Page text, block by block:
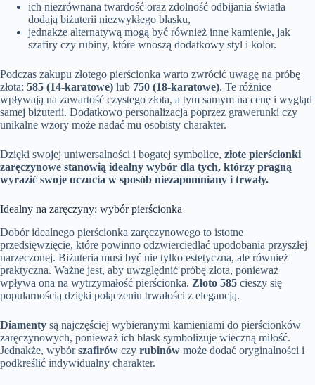
ich niezrównana twardość oraz zdolność odbijania światła
dodają biżuterii niezwykłego blasku,
jednakże alternatywą mogą być również inne kamienie, jak
szafiry czy rubiny, które wnoszą dodatkowy styl i kolor.
Podczas zakupu złotego pierścionka warto zwrócić uwagę na próbę
złota: 585 (14-karatowe) lub 750 (18-karatowe). Te różnice
wpływają na zawartość czystego złota, a tym samym na cenę i wygląd
samej biżuterii. Dodatkowo personalizacja poprzez grawerunki czy
unikalne wzory może nadać mu osobisty charakter.
Dzięki swojej uniwersalności i bogatej symbolice, złote pierścionki
zaręczynowe stanowią idealny wybór dla tych, którzy pragną
wyrazić swoje uczucia w sposób niezapomniany i trwały.
Idealny na zaręczyny: wybór pierścionka
Dobór idealnego pierścionka zaręczynowego to istotne
przedsięwzięcie, które powinno odzwierciedlać upodobania przyszłej
narzeczonej. Biżuteria musi być nie tylko estetyczna, ale również
praktyczna. Ważne jest, aby uwzględnić próbę złota, ponieważ
wpływa ona na wytrzymałość pierścionka. Złoto 585 cieszy się
popularnością dzięki połączeniu trwałości z elegancją.
Diamenty są najczęściej wybieranymi kamieniami do pierścionków
zaręczynowych, ponieważ ich blask symbolizuje wieczną miłość.
Jednakże, wybórszafirów czy rubinów może dodać oryginalności i
podkreślić indywidualny charakter.